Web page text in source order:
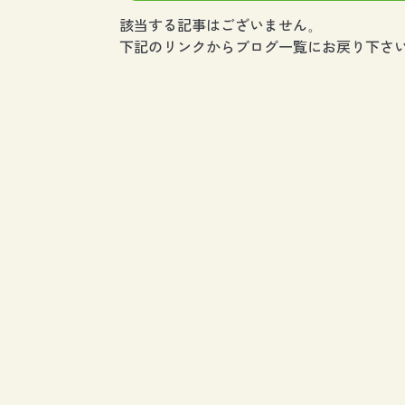
該当する記事はございません。
下記のリンクからブログ一覧にお戻り下さ